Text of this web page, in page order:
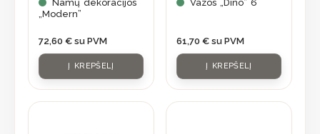
Namų dekoracijos
„Modern”
72,60 € su PVM
Į KREPŠELĮ
Vazos „Dino” 6
61,70 € su PVM
Į KREPŠELĮ